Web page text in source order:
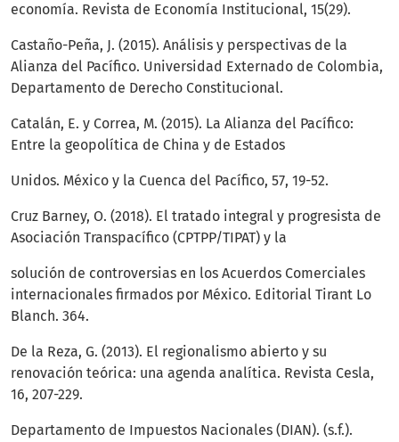
economía. Revista de Economía Institucional, 15(29).
Castaño-Peña, J. (2015). Análisis y perspectivas de la
Alianza del Pacífico. Universidad Externado de Colombia,
Departamento de Derecho Constitucional.
Catalán, E. y Correa, M. (2015). La Alianza del Pacífico:
Entre la geopolítica de China y de Estados
Unidos. México y la Cuenca del Pacífico, 57, 19-52.
Cruz Barney, O. (2018). El tratado integral y progresista de
Asociación Transpacífico (CPTPP/TIPAT) y la
solución de controversias en los Acuerdos Comerciales
internacionales firmados por México. Editorial Tirant Lo
Blanch. 364.
De la Reza, G. (2013). El regionalismo abierto y su
renovación teórica: una agenda analítica. Revista Cesla,
16, 207-229.
Departamento de Impuestos Nacionales (DIAN). (s.f.).